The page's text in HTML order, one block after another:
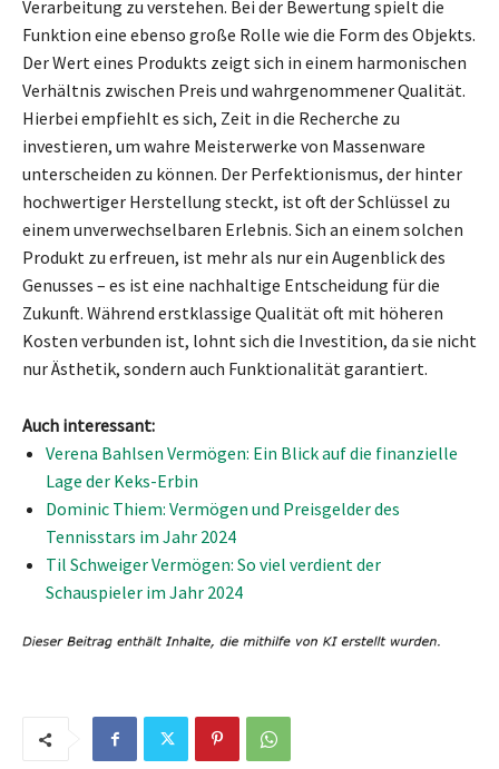
Verarbeitung zu verstehen. Bei der Bewertung spielt die
Funktion eine ebenso große Rolle wie die Form des Objekts.
Der Wert eines Produkts zeigt sich in einem harmonischen
Verhältnis zwischen Preis und wahrgenommener Qualität.
Hierbei empfiehlt es sich, Zeit in die Recherche zu
investieren, um wahre Meisterwerke von Massenware
unterscheiden zu können. Der Perfektionismus, der hinter
hochwertiger Herstellung steckt, ist oft der Schlüssel zu
einem unverwechselbaren Erlebnis. Sich an einem solchen
Produkt zu erfreuen, ist mehr als nur ein Augenblick des
Genusses – es ist eine nachhaltige Entscheidung für die
Zukunft. Während erstklassige Qualität oft mit höheren
Kosten verbunden ist, lohnt sich die Investition, da sie nicht
nur Ästhetik, sondern auch Funktionalität garantiert.
Auch interessant:
Verena Bahlsen Vermögen: Ein Blick auf die finanzielle
Lage der Keks-Erbin
Dominic Thiem: Vermögen und Preisgelder des
Tennisstars im Jahr 2024
Til Schweiger Vermögen: So viel verdient der
Schauspieler im Jahr 2024